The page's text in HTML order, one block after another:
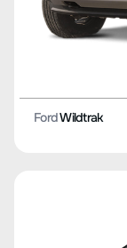
FordWildtrak